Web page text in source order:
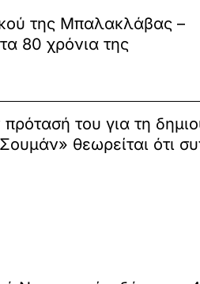
της Μπαλακλάβας –
80 χρόνια της
του για τη
θεωρείται ότι